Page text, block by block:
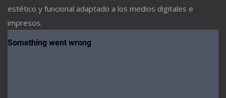
estético y funcional adaptado a los medios digitales e
impresos.